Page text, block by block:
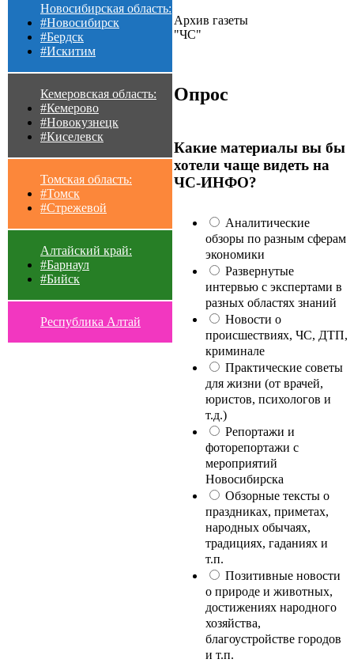
Новосибирская область:
#Новосибирск
#Бердск
#Искитим
Кемеровская область:
#Кемерово
#Новокузнецк
#Киселевск
Томская область:
#Томск
#Стрежевой
Алтайский край:
#Барнаул
#Бийск
Республика Алтай
Архив газеты
"ЧС"
Опрос
Какие материалы вы бы
хотели чаще видеть на
ЧС-ИНФО?
Аналитические
обзоры по разным сферам
экономики
Развернутые
интервью с экспертами в
разных областях знаний
Новости о
происшествиях, ЧС, ДТП,
криминале
Практические советы
для жизни (от врачей,
юристов, психологов и
т.д.)
Репортажи и
фоторепортажи с
мероприятий
Новосибирска
Обзорные тексты о
праздниках, приметах,
народных обычаях,
традициях, гаданиях и
т.п.
Позитивные новости
о природе и животных,
достижениях народного
хозяйства,
благоустройстве городов
и т.п.